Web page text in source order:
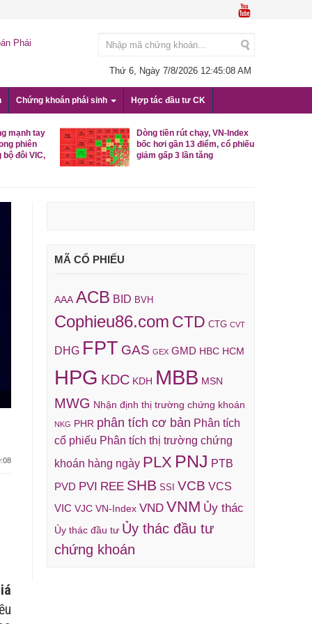
Phái
Thứ 6, Ngày 7/8/2026 12:45:09 AM
Chứng khoán phái sinh Hợp tác đầu tư CK
mạnh tay
phiên
bộ đôi VIC,
Dòng tiền rút chạy, VN-Index
bốc hơi gần 13 điểm, cổ phiếu
giảm gấp 3 lần tăng
MÃ CỔ PHIẾU
AAA ACB BID BVH
Cophieu86.com CTD CTG CVT
DHG FPT GAS GEX GMD HBC HCM
HPG KDC KDH MBB MSN
MWG Nhận định thị trường chứng khoán
NKG PHR phân tích cơ bản Phân tích
cổ phiếu Phân tích thị trường chứng
khoán hàng ngày PLX PNJ PTB
PVD PVI REE SHB SSI VCB VCS
VIC VJC VN-Index VND VNM Ủy thác
Ủy thác đầu tư Ủy thác đầu tư
chứng khoán